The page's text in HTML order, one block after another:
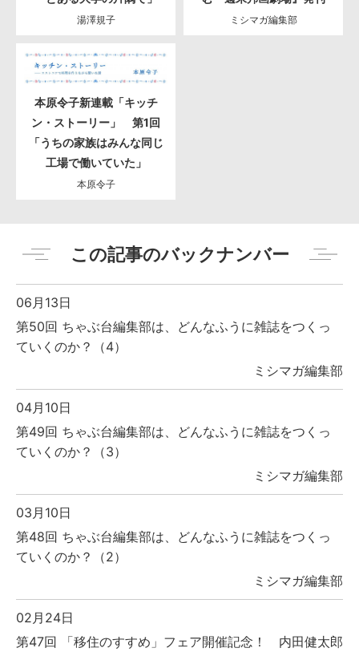
湯澤規子 ミシマガ編集部
本原令子新連載「キッチ
ン・ストーリー」 第1回
「うちの家族はみんな同じ
工場で働いていた」
本原令子
この記事のバックナンバー
06月13日
第50回 ちゃぶ台編集部は、どんなふうに雑誌をつくっ
ていくのか？（4）
ミシマガ編集部
04月10日
第49回 ちゃぶ台編集部は、どんなふうに雑誌をつくっ
ていくのか？（3）
ミシマガ編集部
03月10日
第48回 ちゃぶ台編集部は、どんなふうに雑誌をつくっ
ていくのか？（2）
ミシマガ編集部
02月24日
第47回 「移住のすすめ」フェア開催記念！ 内田健太郎